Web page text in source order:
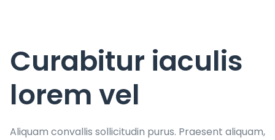
Curabitur iaculis
lorem vel
Aliquam convallis sollicitudin purus. Praesent aliquam,